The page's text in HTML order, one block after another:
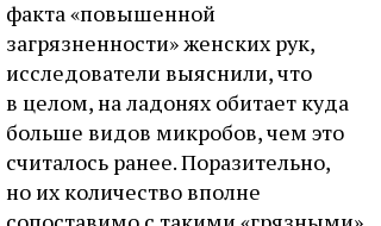
факта «повышенной
загрязненности» женских рук,
исследователи выяснили, что
в целом, на ладонях обитает куда
больше видов микробов, чем это
считалось ранее. Поразительно,
но их количество вполне